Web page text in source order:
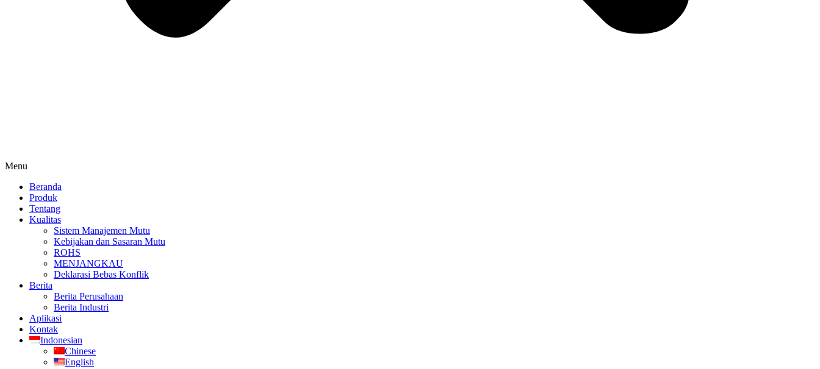
Menu
Beranda
Produk
Tentang
Kualitas
Sistem Manajemen Mutu
Kebijakan dan Sasaran Mutu
ROHS
MENJANGKAU
Deklarasi Bebas Konflik
Berita
Berita Perusahaan
Berita Industri
Aplikasi
Kontak
Indonesian
Chinese
English